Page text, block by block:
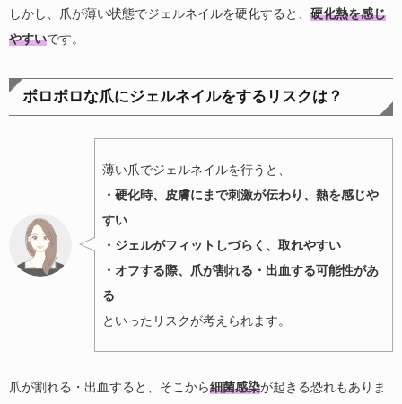
しかし、爪が薄い状態でジェルネイルを硬化すると、 硬化熱を感じ
やすいです。
ボロボロな爪にジェルネイルをするリスクは？
薄い爪でジェルネイルを行うと、
・硬化時、皮膚にまで刺激が伝わり、熱を感じや
すい
・ジェルがフィットしづらく、取れやすい
・オフする際、爪が割れる・出血する可能性があ
る
といったリスクが考えられます。
爪が割れる・出血すると、そこから細菌感染が起きる恐れもありま